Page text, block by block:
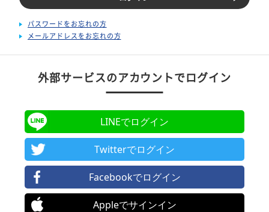
パスワードをお忘れの方
メールアドレスをお忘れの方
外部サービスのアカウントでログイン
LINEでログイン
Twitterでログイン
Facebookでログイン
Appleでサインイン